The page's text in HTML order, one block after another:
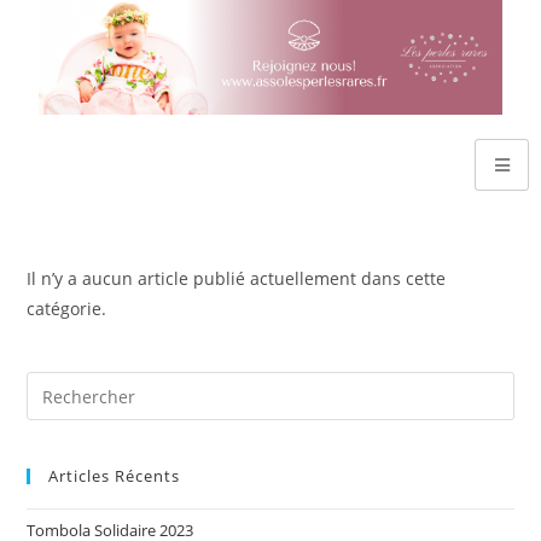
Il n’y a aucun article publié actuellement dans cette
catégorie.
Articles Récents
Tombola Solidaire 2023